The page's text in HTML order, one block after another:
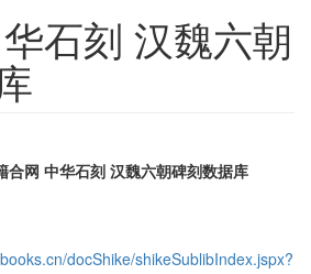
石刻 汉魏六朝
合网 中华石刻 汉魏六朝碑刻数据库
docShike/shikeSublibIndex.jspx?